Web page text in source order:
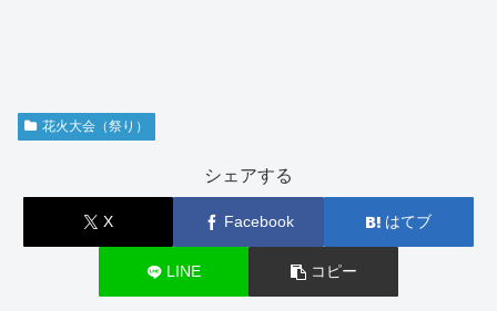
花火大会（祭り）
シェアする
X Facebook はてブ
LINE コピー